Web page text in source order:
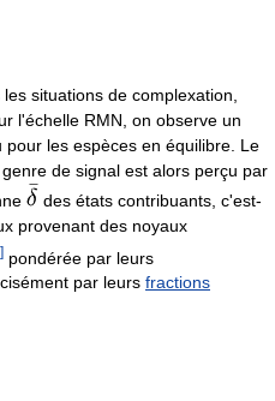
situations de complexation,
l'échelle RMN, on observe un
les espèces en équilibre. Le
de signal est alors perçu par
des états contribuants, c'est-
provenant des noyaux
] pondérée par leurs
par leurs fractions